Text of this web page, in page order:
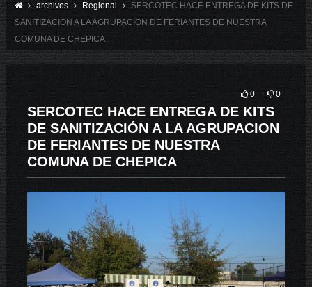
archivos Regional
SERCOTEC HACE ENTREGA DE KITS DE
SANITIZACIÓN A LA AGRUPACION DE FERIANTES DE NUESTRA
COMUNA DE CHEPICA
0 0
SERCOTEC HACE ENTREGA DE KITS
DE SANITIZACIÓN A LA AGRUPACION
DE FERIANTES DE NUESTRA
COMUNA DE CHEPICA